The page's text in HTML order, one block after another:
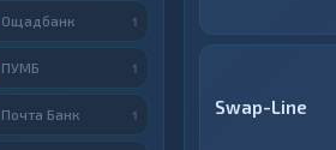
Swap-Line
Ощадбанк 1
ПУМБ 1
Почта Банк 1